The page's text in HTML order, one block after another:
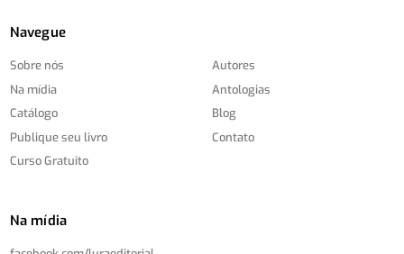
Navegue
Sobre nós
Na mídia
Catálogo
Publique seu livro
Curso Gratuito
Autores
Antologias
Blog
Contato
Na mídia